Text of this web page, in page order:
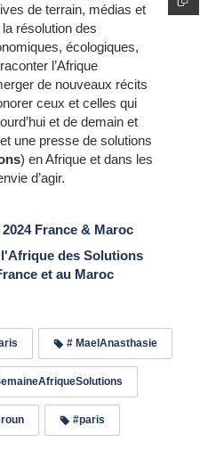
de terrain, médias et
résolution des
écologiques,
l’Afrique
de nouveaux récits
ceux et celles qui
et de demain et
une presse de solutions
) en Afrique et dans les
d’agir.
France & Maroc
des Solutions
et au Maroc
# MaelAnasthasie
#paris